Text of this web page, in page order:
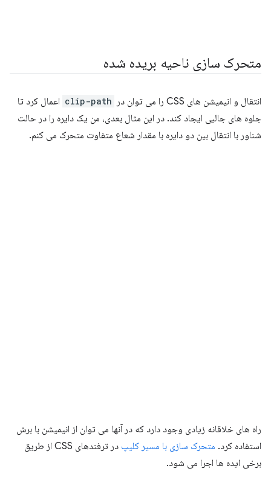
متحرک سازی ناحیه بریده شده
انتقال و انیمیشن های CSS را می توان در clip-path اعمال کرد تا
جلوه های جالبی ایجاد کند. در این مثال بعدی، من یک دایره را در حالت
شناور با انتقال بین دو دایره با مقدار شعاع متفاوت متحرک می کنم.
راه های خلاقانه زیادی وجود دارد که در آنها می توان از انیمیشن با برش
استفاده کرد. متحرک سازی با مسیر کلیپ
در ترفندهای CSS از طریق
برخی ایده ها اجرا می شود.